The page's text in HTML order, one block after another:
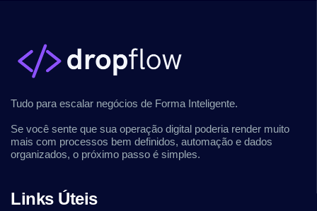
Tudo para escalar negócios de Forma Inteligente.
Se você sente que sua operação digital poderia render muito
mais com processos bem definidos, automação e dados
organizados, o próximo passo é simples.
Links Úteis